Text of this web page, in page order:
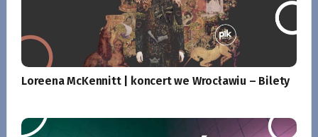
Loreena McKennitt | koncert we Wrocławiu – Bilety